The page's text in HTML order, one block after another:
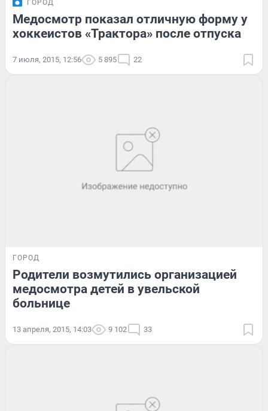
ГОРОД
Медосмотр показал отличную форму у
хоккеистов «Трактора» после отпуска
7 июля, 2015, 12:56 5 895 22
ГОРОД
Родители возмутились организацией
медосмотра детей в увельской
больнице
13 апреля, 2015, 14:03 9 102 33